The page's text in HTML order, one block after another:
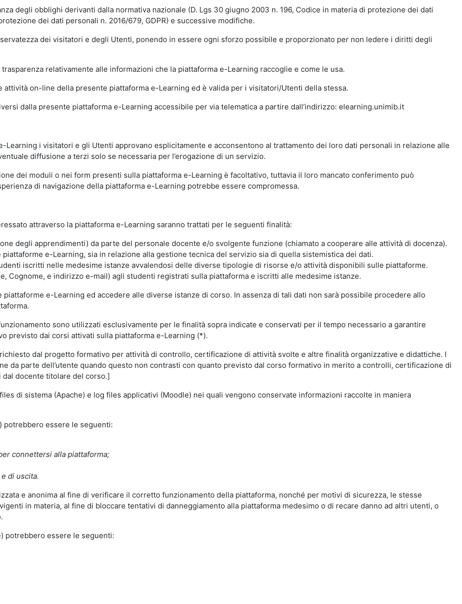
degli obblighi derivanti dalla normativa nazionale (D. Lgs 30 giugno 2003 n. 196, Codice in materia di protezione dei dati
dei dati personali n. 2016/679, GDPR) e successive modifiche.
dei visitatori e degli Utenti, ponendo in essere ogni sforzo possibile e proporzionato per non ledere i diritti degli
relativamente alle informazioni che la piattaforma e-Learning raccoglie e come le usa.
on-line della presente piattaforma e-Learning ed è valida per i visitatori/Utenti della stessa.
dalla presente piattaforma e-Learning accessibile per via telematica a partire dall’indirizzo: elearning.unimib.it
Learning i visitatori e gli Utenti approvano esplicitamente e acconsentono al trattamento dei loro dati personali in relazione alle
diffusione a terzi solo se necessaria per l’erogazione di un servizio.
dei moduli o nei form presenti sulla piattaforma e-Learning è facoltativo, tuttavia il loro mancato conferimento può
di navigazione della piattaforma e-Learning potrebbe essere compromessa.
attraverso la piattaforma e-Learning saranno trattati per le seguenti finalità:
degli apprendimenti) da parte del personale docente e/o svolgente funzione (chiamato a cooperare alle attività di docenza).
e-Learning, sia in relazione alla gestione tecnica del servizio sia di quella sistemistica dei dati.
iscritti nelle medesime istanze avvalendosi delle diverse tipologie di risorse e/o attività disponibili sulle piattaforme.
Cognome, e indirizzo e-mail) agli studenti registrati sulla piattaforma e iscritti alle medesime istanze.
e-Learning ed accedere alle diverse istanze di corso. In assenza di tali dati non sarà possibile procedere allo
sono utilizzati esclusivamente per le finalità sopra indicate e conservati per il tempo necessario a garantire
previsto dai corsi attivati sulla piattaforma e-Learning (*).
dal progetto formativo per attività di controllo, certificazione di attività svolte e altre finalità organizzative e didattiche. I
da parte dell’utente quando questo non contrasti con quanto previsto dal corso formativo in merito a controlli, certificazione di
docente titolare del corso.]
di sistema (Apache) e log files applicativi (Moodle) nei quali vengono conservate informazioni raccolte in maniera
potrebbero essere le seguenti:
connettersi alla piattaforma;
di uscita.
e anonima al fine di verificare il corretto funzionamento della piattaforma, nonché per motivi di sicurezza, le stesse
in materia, al fine di bloccare tentativi di danneggiamento alla piattaforma medesimo o di recare danno ad altri utenti, o
potrebbero essere le seguenti: